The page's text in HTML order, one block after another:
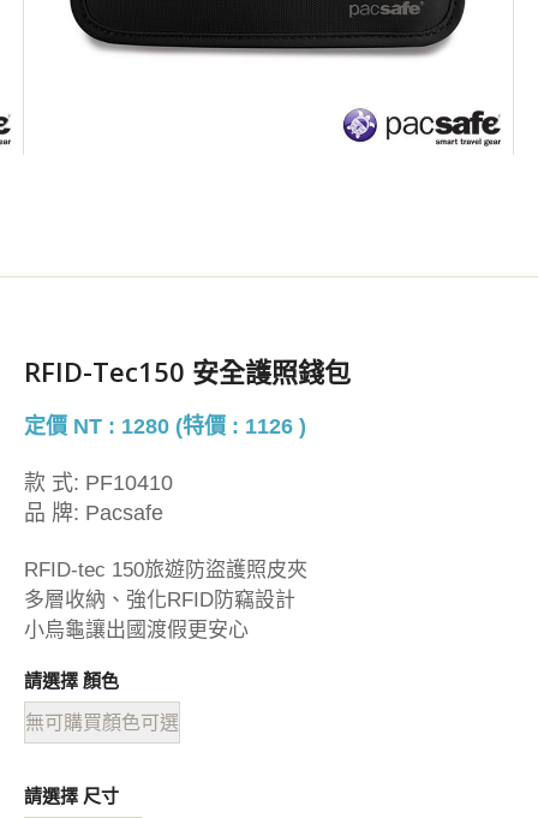
RFID-Tec150 安全護照錢包
定價 NT : 1280 (特價 : 1126 )
款 式: PF10410
品 牌: Pacsafe
RFID-tec 150旅遊防盜護照皮夾
多層收納、強化RFID防竊設計
小烏龜讓出國渡假更安心
請選擇 顏色
無可購買顏色可選
請選擇 尺寸